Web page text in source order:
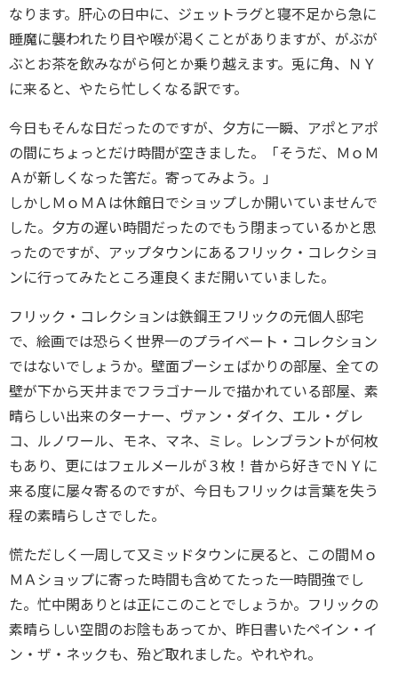
なります。肝心の日中に、ジェットラグと寝不足から急に
睡魔に襲われたり目や喉が渇くことがありますが、がぶが
ぶとお茶を飲みながら何とか乗り越えます。兎に角、ＮＹ
に来ると、やたら忙しくなる訳です。
今日もそんな日だったのですが、夕方に一瞬、アポとアポ
の間にちょっとだけ時間が空きました。「そうだ、ＭｏＭ
Ａが新しくなった筈だ。寄ってみよう。」
しかしＭｏＭＡは休館日でショップしか開いていませんで
した。夕方の遅い時間だったのでもう閉まっているかと思
ったのですが、アップタウンにあるフリック・コレクショ
ンに行ってみたところ運良くまだ開いていました。
フリック・コレクションは鉄鋼王フリックの元個人邸宅
で、絵画では恐らく世界一のプライベート・コレクション
ではないでしょうか。壁面ブーシェばかりの部屋、全ての
壁が下から天井までフラゴナールで描かれている部屋、素
晴らしい出来のターナー、ヴァン・ダイク、エル・グレ
コ、ルノワール、モネ、マネ、ミレ。レンブラントが何枚
もあり、更にはフェルメールが３枚！昔から好きでＮＹに
来る度に屡々寄るのですが、今日もフリックは言葉を失う
程の素晴らしさでした。
慌ただしく一周して又ミッドタウンに戻ると、この間Ｍｏ
ＭＡショップに寄った時間も含めてたった一時間強でし
た。忙中閑ありとは正にこのことでしょうか。フリックの
素晴らしい空間のお陰もあってか、昨日書いたペイン・イ
ン・ザ・ネックも、殆ど取れました。やれやれ。